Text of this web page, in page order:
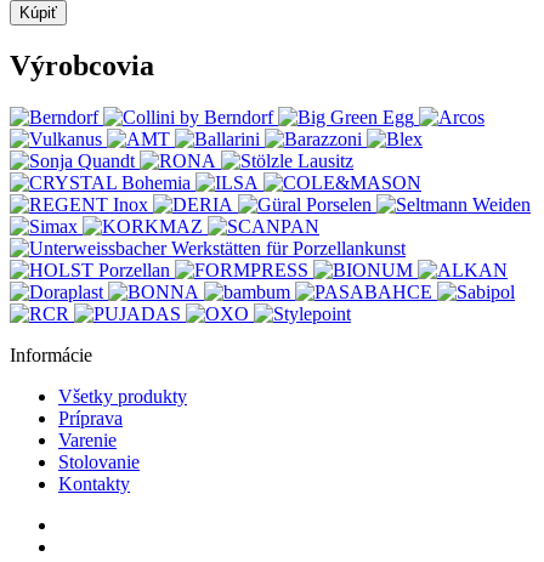
Kúpiť
Výrobcovia
Informácie
Všetky produkty
Príprava
Varenie
Stolovanie
Kontakty